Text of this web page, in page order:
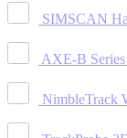
SIMSCAN
AXE-B
NimbleTrack